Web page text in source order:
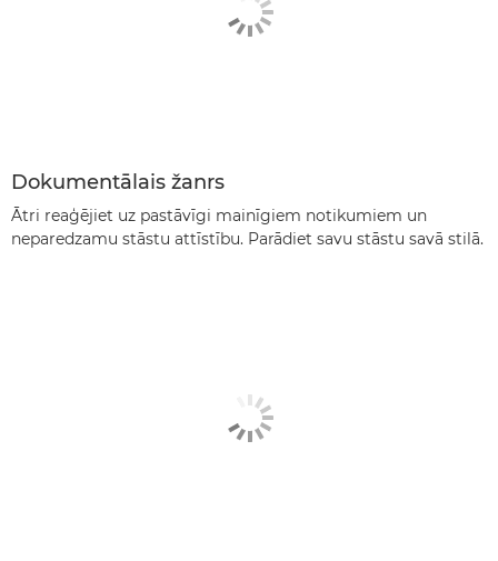
Dokumentālais žanrs
Ātri reaģējiet uz pastāvīgi mainīgiem notikumiem un
neparedzamu stāstu attīstību. Parādiet savu stāstu savā stilā.